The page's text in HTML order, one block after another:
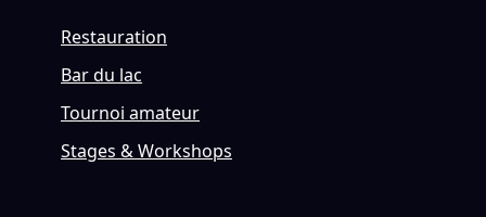
Restauration
Bar du lac
Tournoi amateur
Stages & Workshops